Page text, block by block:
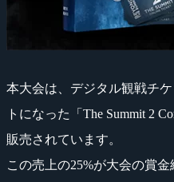
本大会は、デジタル観戦チ
トになった「The Summit 2
販売されています。
この売上の25%が大会の賞